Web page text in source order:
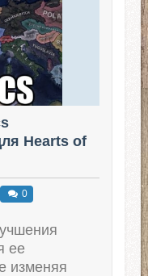
Hearts of
0
ее
изменяя